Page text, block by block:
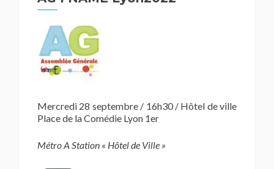
Mercredi 28 septembre / 16h30 / Hôtel de ville
Place de la Comédie Lyon 1er
Métro A Station « Hôtel de Ville »